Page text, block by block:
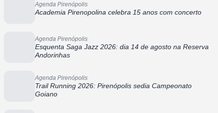
Agenda Pirenópolis
Academia Pirenopolina celebra 15 anos com concerto
Agenda Pirenópolis
Esquenta Saga Jazz 2026: dia 14 de agosto na Reserva
Andorinhas
Agenda Pirenópolis
Trail Running 2026: Pirenópolis sedia Campeonato
Goiano